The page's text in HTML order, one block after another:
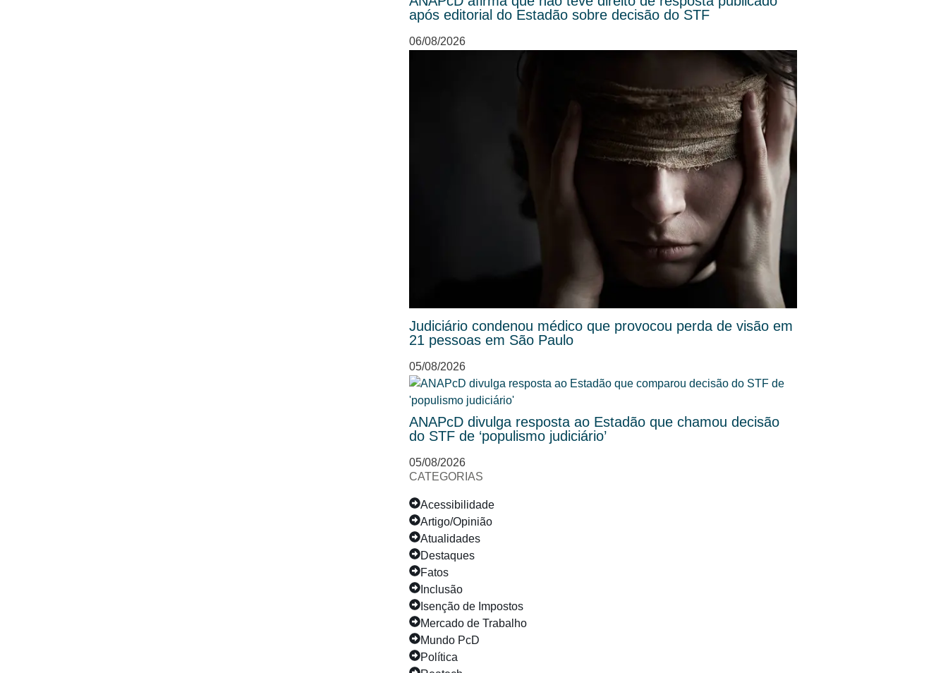
após editorial do Estadão sobre decisão do STF
06/08/2026
Judiciário condenou médico que provocou perda de visão em
21 pessoas em São Paulo
05/08/2026
ANAPcD divulga resposta ao Estadão que chamou decisão
do STF de ‘populismo judiciário’
05/08/2026
CATEGORIAS
Acessibilidade
Artigo/Opinião
Atualidades
Destaques
Fatos
Inclusão
Isenção de Impostos
Mercado de Trabalho
Mundo PcD
Política